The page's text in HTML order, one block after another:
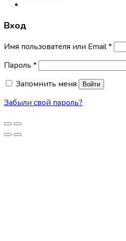
Вход
Имя пользователя или Email*
Пароль *
Запомнить меня
Войти
Забыли свой пароль?